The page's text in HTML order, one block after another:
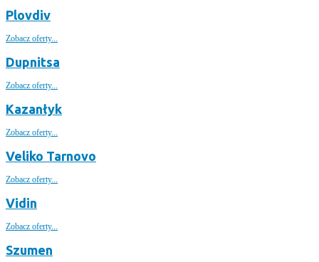
Plovdiv
Zobacz oferty...
Dupnitsa
Zobacz oferty...
Kazanłyk
Zobacz oferty...
Veliko Tarnovo
Zobacz oferty...
Vidin
Zobacz oferty...
Szumen